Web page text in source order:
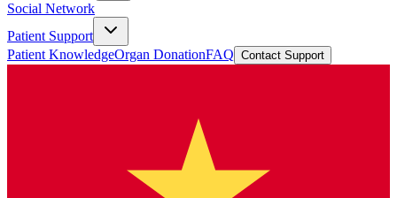
Social Network
Patient Support
Patient KnowledgeOrgan DonationFAQ Contact Support